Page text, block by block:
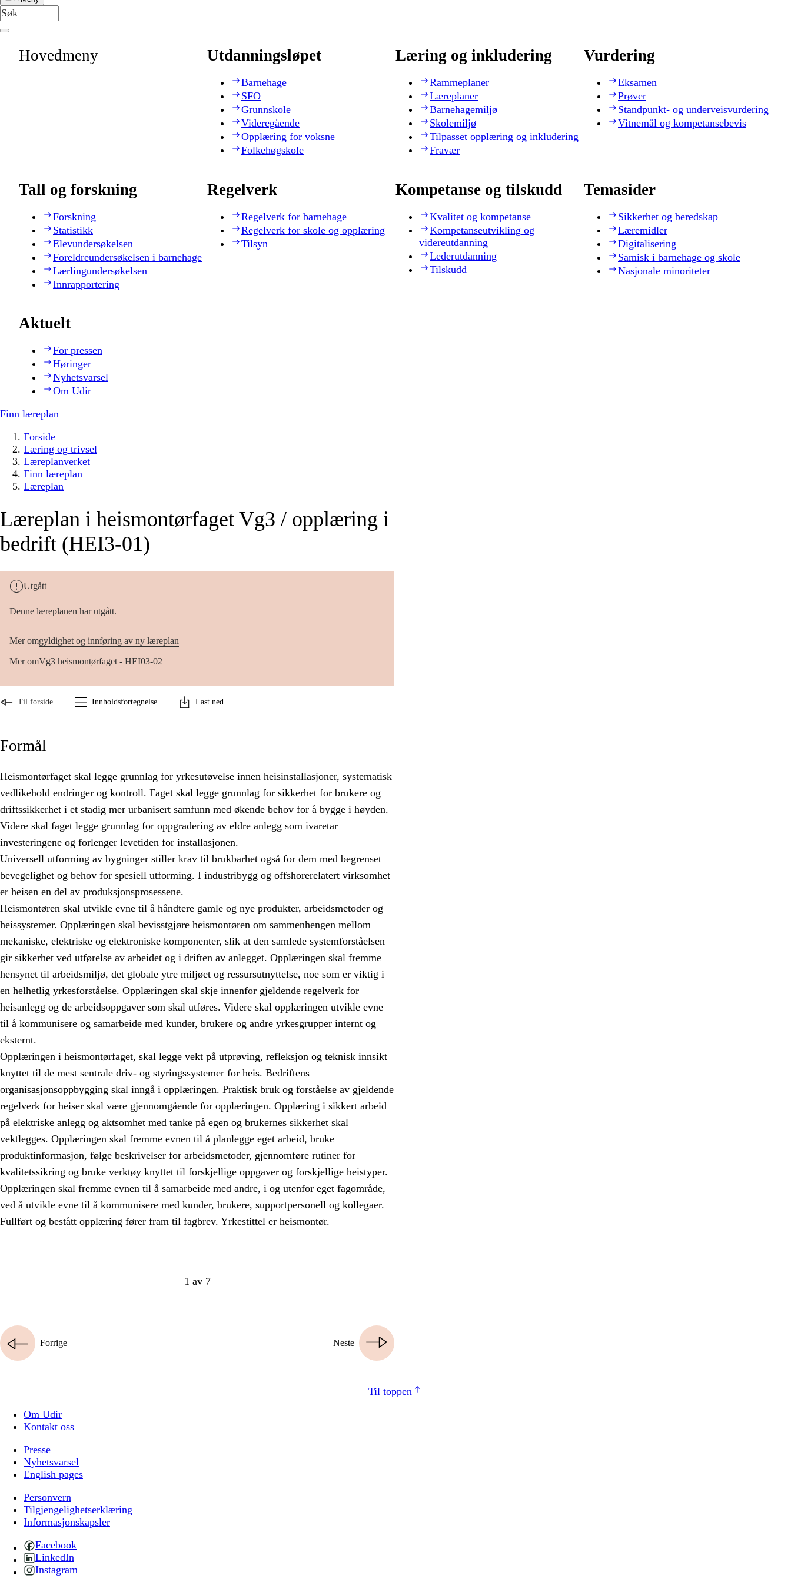
Hovedmeny Utdanningsløpet
Barnehage
SFO
Grunnskole
Videregående
Opplæring for voksne
Folkehøgskole
Læring og inkludering
Rammeplaner
Læreplaner
Barnehagemiljø
Skolemiljø
Tilpasset opplæring og inkludering
Fravær
Vurdering
Eksamen
Prøver
Standpunkt- og underveisvurdering
Vitnemål og kompetansebevis
Tall og forskning
Forskning
Statistikk
Elevundersøkelsen
Foreldreundersøkelsen i barnehage
Lærlingundersøkelsen
Innrapportering
Regelverk
Regelverk for barnehage
Regelverk for skole og opplæring
Tilsyn
Kompetanse og tilskudd
Kvalitet og kompetanse
Kompetanseutvikling og
videreutdanning
Lederutdanning
Tilskudd
Temasider
Sikkerhet og beredskap
Læremidler
Digitalisering
Samisk i barnehage og skole
Nasjonale minoriteter
Aktuelt
For pressen
Høringer
Nyhetsvarsel
Om Udir
Finn læreplan
Forside
Læring og trivsel
Læreplanverket
Finn læreplan
Læreplan
Læreplan i heismontørfaget Vg3 / opplæring i
bedrift (HEI3-01)
Utgått
Denne læreplanen har utgått.
Mer omgyldighet og innføring av ny læreplan
Mer omVg3 heismontørfaget - HEI03-02
Til forside Innholdsfortegnelse Last ned
Formål
Heismontørfaget skal legge grunnlag for yrkesutøvelse innen heisinstallasjoner, systematisk
vedlikehold endringer og kontroll. Faget skal legge grunnlag for sikkerhet for brukere og
driftssikkerhet i et stadig mer urbanisert samfunn med økende behov for å bygge i høyden.
Videre skal faget legge grunnlag for oppgradering av eldre anlegg som ivaretar
investeringene og forlenger levetiden for installasjonen.
Universell utforming av bygninger stiller krav til brukbarhet også for dem med begrenset
bevegelighet og behov for spesiell utforming. I industribygg og offshorerelatert virksomhet
er heisen en del av produksjonsprosessene.
Heismontøren skal utvikle evne til å håndtere gamle og nye produkter, arbeidsmetoder og
heissystemer. Opplæringen skal bevisstgjøre heismontøren om sammenhengen mellom
mekaniske, elektriske og elektroniske komponenter, slik at den samlede systemforståelsen
gir sikkerhet ved utførelse av arbeidet og i driften av anlegget. Opplæringen skal fremme
hensynet til arbeidsmiljø, det globale ytre miljøet og ressursutnyttelse, noe som er viktig i
en helhetlig yrkesforståelse. Opplæringen skal skje innenfor gjeldende regelverk for
heisanlegg og de arbeidsoppgaver som skal utføres. Videre skal opplæringen utvikle evne
til å kommunisere og samarbeide med kunder, brukere og andre yrkesgrupper internt og
eksternt.
Opplæringen i heismontørfaget, skal legge vekt på utprøving, refleksjon og teknisk innsikt
knyttet til de mest sentrale driv- og styringssystemer for heis. Bedriftens
organisasjonsoppbygging skal inngå i opplæringen. Praktisk bruk og forståelse av gjeldende
regelverk for heiser skal være gjennomgående for opplæringen. Opplæring i sikkert arbeid
på elektriske anlegg og aktsomhet med tanke på egen og brukernes sikkerhet skal
vektlegges. Opplæringen skal fremme evnen til å planlegge eget arbeid, bruke
produktinformasjon, følge beskrivelser for arbeidsmetoder, gjennomføre rutiner for
kvalitetssikring og bruke verktøy knyttet til forskjellige oppgaver og forskjellige heistyper.
Opplæringen skal fremme evnen til å samarbeide med andre, i og utenfor eget fagområde,
ved å utvikle evne til å kommunisere med kunder, brukere, supportpersonell og kollegaer.
Fullført og bestått opplæring fører fram til fagbrev. Yrkestittel er heismontør.
1 av 7
Neste
Forrige
Til toppen
Om Udir
Kontakt oss
Presse
Nyhetsvarsel
English pages
Personvern
Tilgjengelighetserklæring
Informasjonskapsler
Facebook
LinkedIn
Instagram